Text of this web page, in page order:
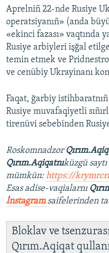
Aprelniñ 22-nde Rusiye
operatsiyanıñ» (anda
«ekinci fazası» vaqtında
Rusiye arbiyleri işğal
temin etmek ve
ve cenübiy Ukrayinanı
Faqat, ğarbiy
Rusiye muvafaqiyetli
tirenüvi sebebinden
Roskomnadzor
Qırım.Aqiqatnıküzgü
mümkün:https://
Esas adise-vaqialarnı
İnstagram saifelerinden
Bloklav ve
Qırım.Aqiqat